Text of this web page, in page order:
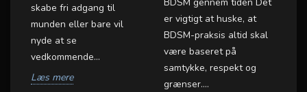
skabe fri adgang til
munden eller bare vil
nyde at se
vedkommende...
Læs mere
BDSM gennem tiden Det
er vigtigt at huske, at
BDSM-praksis altid skal
være baseret på
samtykke, respekt og
grænser....